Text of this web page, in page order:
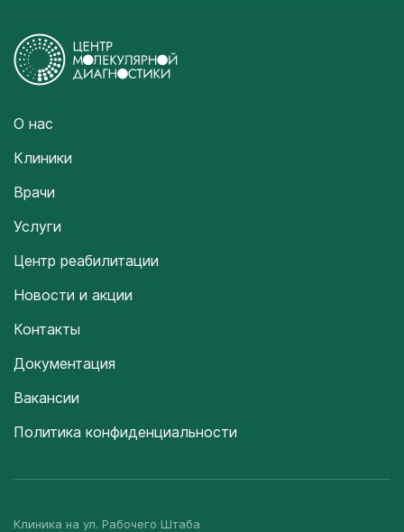
О нас
Клиники
Врачи
Услуги
Центр реабилитации
Новости и акции
Контакты
Документация
Вакансии
Политика конфиденциальности
Клиника на ул. Рабочего Штаба